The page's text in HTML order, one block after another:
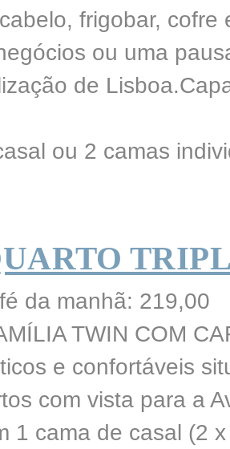
frigobar,
ou uma
de
ou 2 camas
da manhã: 219,00
TWIN COM
e confortáveis
com vista para a
1 cama de casal (2